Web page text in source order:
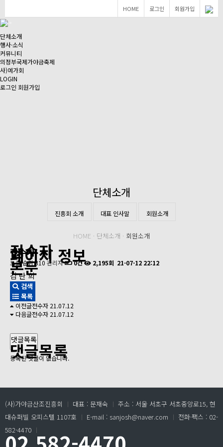
회원가입
로그인
HOME
단체소개
행사·소식
커뮤니티
의정부국제가야금축제
사)예가회
LOGIN
로그인 회원가입
단체소개
진흥회 소개 대표 인사말 회원소개
HOME · 단체소개 · 회원소개
전수자
전수자
페이지 정보
노출 순위 310관리자 0건 2,195회 21-07-12 22:12
본문
김 란 희
검색
목록
이전글전수자 21.07.12
다음글전수자 21.07.12
댓글목록
댓글목록
등록된 댓글이 없습니다.
(사)가야금산조진흥회 ㅣ 대표 : 문재숙 ㅣ 주소 : 서울 서초구 서초중앙로15, 현
대슈퍼빌 오피스텔 1107호 ㅣ E-mail : sanjosh@naver.com ㅣ 전화·팩스 : 02-
582-4470 ㅣ